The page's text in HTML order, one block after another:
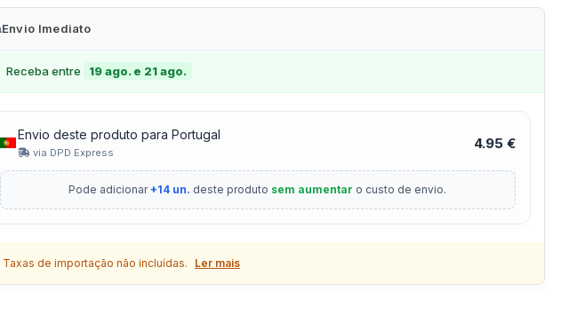
Envio Imediato
Receba entre 19 ago. e 21 ago.
Envio deste produto para Portugal
via DPD Express
4.95 €
Pode adicionar+14 un. deste produto sem aumentar o custo de envio.
Taxas de importação não incluídas. Ler mais